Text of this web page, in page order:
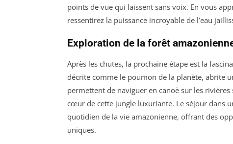
points de vue qui laissent sans voix. En vous
ressentirez la puissance incroyable de l’eau
Exploration de la forêt
Après les chutes, la prochaine étape est la
décrite comme le poumon de la planète, abrite
permettent de naviguer en canoë sur les
cœur de cette jungle luxuriante. Le séjour dans
quotidien de la vie amazonienne, offrant des
uniques.